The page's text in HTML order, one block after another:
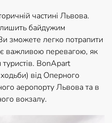
частині Львова.
байдужим
зможете легко потрапити
важливою перевагою, як
туристів. BonApart
від Оперного
аеропорту Львова та в
вокзалу.